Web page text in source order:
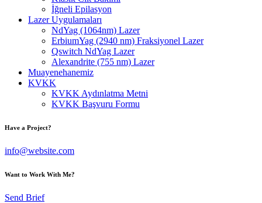
İğneli Epilasyon
Lazer Uygulamaları
NdYag (1064nm) Lazer
ErbiumYag (2940 nm) Fraksiyonel Lazer
Qswitch NdYag Lazer
Alexandrite (755 nm) Lazer
Muayenehanemiz
KVKK
KVKK Aydınlatma Metni
KVKK Başvuru Formu
Have a Project?
info@website.com
Want to Work With Me?
Send Brief